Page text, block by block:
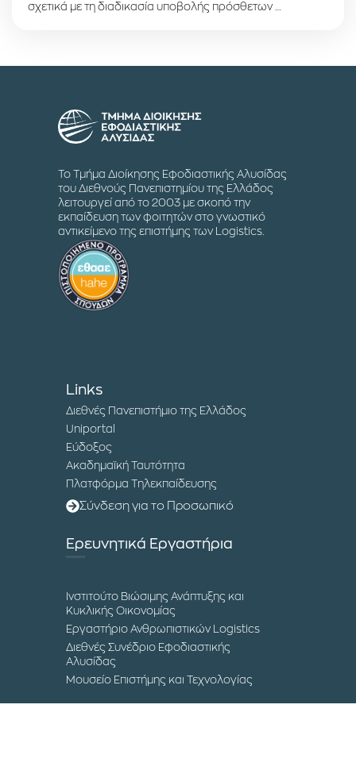
σχετικά με τη διαδικασία υποβολής πρόσθετων …
Το Τμήμα Διοίκησης Εφοδιαστικής Αλυσίδας
του Διεθνούς Πανεπιστημίου της Ελλάδος
λειτουργεί από το 2003 με σκοπό την
εκπαίδευση των φοιτητών στο γνωστικό
αντικείμενο της επιστήμης των Logistics.
Links
Διεθνές Πανεπιστήμιο της Ελλάδος
Uniportal
Εύδοξος
Ακαδημαϊκή Ταυτότητα
Πλατφόρμα Τηλεκπαίδευσης
Σύνδεση για το Προσωπικό
Ερευνητικά Εργαστήρια
Ινστιτούτο Βιώσιμης Ανάπτυξης και
Κυκλικής Οικονομίας
Εργαστήριο Ανθρωπιστικών Logistics
Διεθνές Συνέδριο Εφοδιαστικής
Αλυσίδας
Μουσείο Επιστήμης και Τεχνολογίας